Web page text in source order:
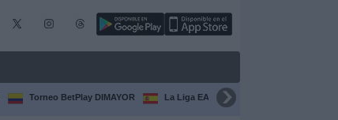
Torneo BetPlay DIMAYOR La Liga EA Sports